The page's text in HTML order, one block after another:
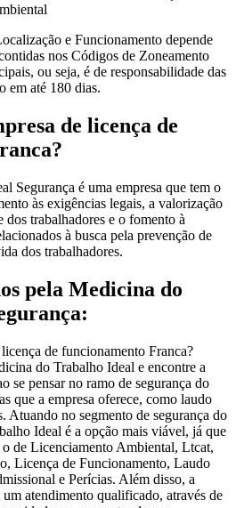
e Funcionamento depende
nos Códigos de Zoneamento
ou seja, é de responsabilidade das
em até 180 dias.
de licença de
Segurança é uma empresa que tem o
às exigências legais, a valorização
dos trabalhadores e o fomento à
à busca pela prevenção de
dos trabalhadores.
pela Medicina do
de funcionamento Franca?
do Trabalho Ideal e encontre a
se pensar no ramo de segurança do
que a empresa oferece, como laudo
Atuando no segmento de segurança do
Ideal é a opção mais viável, já que
de Licenciamento Ambiental, Ltcat,
Licença de Funcionamento, Laudo
e Perícias. Além disso, a
atendimento qualificado, através de